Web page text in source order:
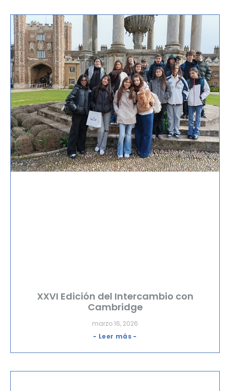
XXVI Edición del Intercambio con
Cambridge
marzo 16, 2026
- Leer más -